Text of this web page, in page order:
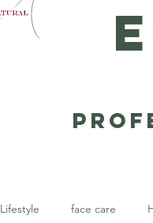
Lifestyle face care